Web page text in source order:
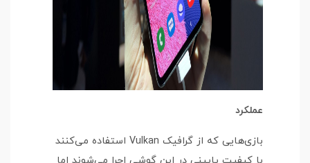
عملکرد
بازی‌هایی که از گرافیک Vulkan استفاده می‌کنند